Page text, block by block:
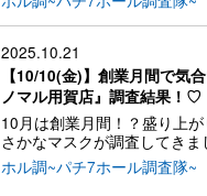
2025.10.21
【10/10(金)】創業月間で気
ノマル用賀店』調査結果！♡
10月は創業月間！？盛り上
さかなマスクが調査してきま
ホル調~パチ7ホール調査隊~